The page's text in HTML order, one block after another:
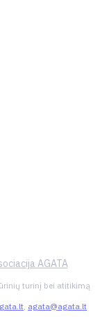
AGATA
turinį bei atitikimą
, agata@agata.lt